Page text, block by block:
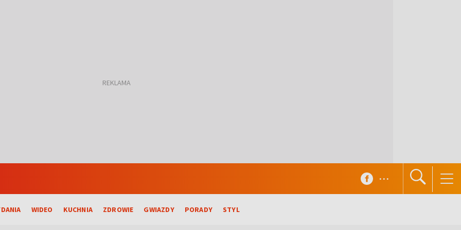
WIDEO KUCHNIA ZDROWIE GWIAZDY PORADY STYL
...